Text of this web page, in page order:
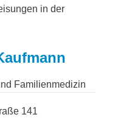
in der
Familienmedizin
141